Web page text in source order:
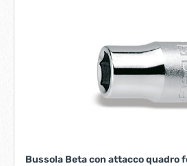
Bussola Beta con attacco